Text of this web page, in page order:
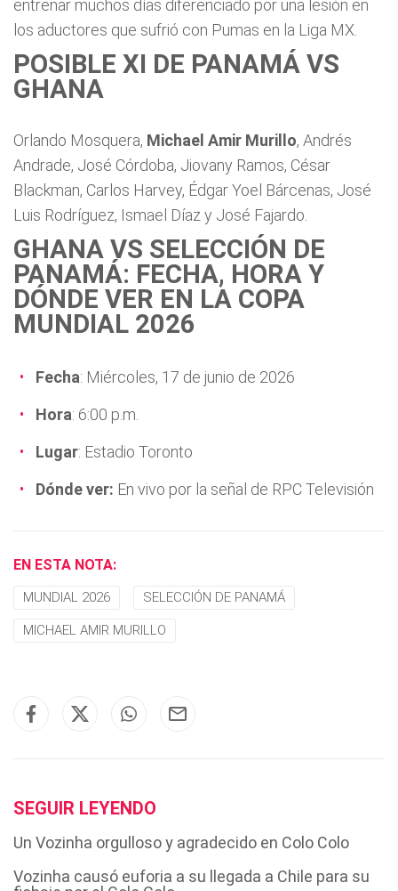
entrenar muchos días diferenciado por una lesión en
los aductores que sufrió con Pumas en la Liga MX.
POSIBLE XI DE PANAMÁ VS
GHANA
Orlando Mosquera, Michael Amir Murillo, Andrés
Andrade, José Córdoba, Jiovany Ramos, César
Blackman, Carlos Harvey, Édgar Yoel Bárcenas, José
Luis Rodríguez, Ismael Díaz y José Fajardo.
GHANA VS SELECCIÓN DE
PANAMÁ: FECHA, HORA Y
DÓNDE VER EN LA COPA
MUNDIAL 2026
Fecha: Miércoles, 17 de junio de 2026
Hora: 6:00 p.m.
Lugar: Estadio Toronto
Dónde ver: En vivo por la señal de RPC Televisión
EN ESTA NOTA:
MUNDIAL 2026 SELECCIÓN DE PANAMÁ
MICHAEL AMIR MURILLO
SEGUIR LEYENDO
Un Vozinha orgulloso y agradecido en Colo Colo
Vozinha causó euforia a su llegada a Chile para su